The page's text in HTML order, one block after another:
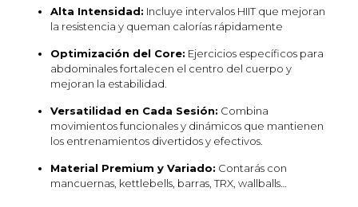
Alta Intensidad: Incluye intervalos HIIT que mejoran
la resistencia y queman calorías rápidamente
Optimización del Core: Ejercicios específicos para
abdominales fortalecen el centro del cuerpo y
mejoran la estabilidad.
Versatilidad en Cada Sesión: Combina
movimientos funcionales y dinámicos que mantienen
los entrenamientos divertidos y efectivos.
Material Premium y Variado: Contarás con
mancuernas, kettlebells, barras, TRX, wallballs…